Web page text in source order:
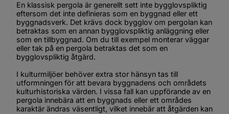
En klassisk pergola är generellt sett inte bygglovspliktig
eftersom det inte definieras som en byggnad eller ett
byggnadsverk. Det krävs dock bygglov om pergolan kan
betraktas som en annan bygglovspliktig anläggning eller
som en tillbyggnad. Om du till exempel monterar väggar
eller tak på en pergola betraktas det som en
bygglovspliktig åtgärd.
I kulturmiljöer behöver extra stor hänsyn tas till
utformningen för att bevara byggnadens och områdets
kulturhistoriska värden. I vissa fall kan uppförande av en
pergola innebära att en byggnads eller ett områdes
karaktär ändras väsentligt, vilket innebär att åtgärden kan